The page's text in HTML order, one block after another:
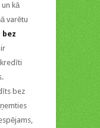
kā
varētu
bez